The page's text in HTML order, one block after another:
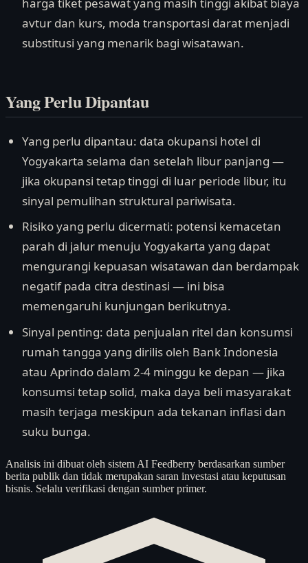
avtur dan kurs, moda transportasi darat menjadi
substitusi yang menarik bagi wisatawan.
Yang Perlu Dipantau
Yang perlu dipantau: data okupansi hotel di
Yogyakarta selama dan setelah libur panjang —
jika okupansi tetap tinggi di luar periode libur, itu
sinyal pemulihan struktural pariwisata.
Risiko yang perlu dicermati: potensi kemacetan
parah di jalur menuju Yogyakarta yang dapat
mengurangi kepuasan wisatawan dan berdampak
negatif pada citra destinasi — ini bisa
memengaruhi kunjungan berikutnya.
Sinyal penting: data penjualan ritel dan konsumsi
rumah tangga yang dirilis oleh Bank Indonesia
atau Aprindo dalam 2-4 minggu ke depan — jika
konsumsi tetap solid, maka daya beli masyarakat
masih terjaga meskipun ada tekanan inflasi dan
suku bunga.
Analisis ini dibuat oleh sistem AI Feedberry berdasarkan sumber
berita publik dan tidak merupakan saran investasi atau keputusan
bisnis. Selalu verifikasi dengan sumber primer.